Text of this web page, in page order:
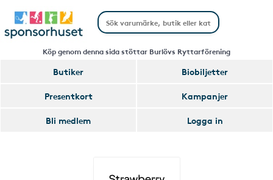
Köp genom denna sida stöttar Burlövs Ryttarförening
Butiker
Biobiljetter
Presentkort
Kampanjer
Bli medlem
Logga in